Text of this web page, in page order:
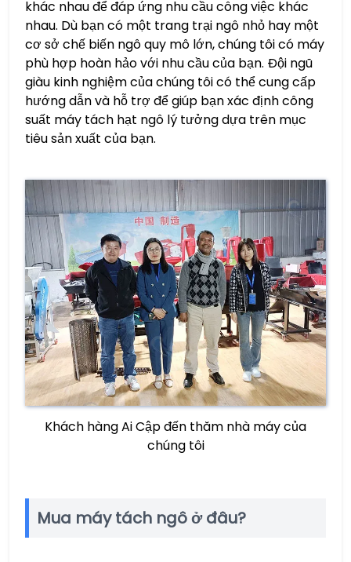
khác nhau để đáp ứng nhu cầu công việc khác
nhau. Dù bạn có một trang trại ngô nhỏ hay một
cơ sở chế biến ngô quy mô lớn, chúng tôi có máy
phù hợp hoàn hảo với nhu cầu của bạn. Đội ngũ
giàu kinh nghiệm của chúng tôi có thể cung cấp
hướng dẫn và hỗ trợ để giúp bạn xác định công
suất máy tách hạt ngô lý tưởng dựa trên mục
tiêu sản xuất của bạn.
Khách hàng Ai Cập đến thăm nhà máy của
chúng tôi
Mua máy tách ngô ở đâu?